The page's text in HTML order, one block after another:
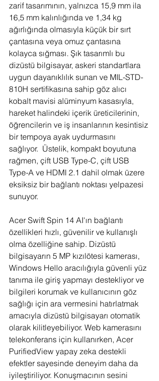
zarif tasarımının, yalnızca 15,9 mm ila
16,5 mm kalınlığında ve 1,34 kg
ağırlığında olmasıyla küçük bir sırt
çantasına veya omuz çantasına
kolayca sığması. Şık tasarımlı bu
dizüstü bilgisayar, askeri standartlara
uygun dayanıklılık sunan ve MIL-STD-
810H sertifikasına sahip göz alıcı
kobalt mavisi alüminyum kasasıyla,
hareket halindeki içerik üreticilerinin,
öğrencilerin ve iş insanlarının kesintisiz
bir tempoya ayak uydurmasını
sağlıyor.  Üstelik, kompakt boyutuna
rağmen, çift USB Type-C, çift USB
Type-A ve HDMI 2.1 dahil olmak üzere
eksiksiz bir bağlantı noktası yelpazesi
sunuyor.
Acer Swift Spin 14 AI'ın bağlantı
özellikleri hızlı, güvenilir ve kullanışlı
olma özelliğine sahip. Dizüstü
bilgisayarın 5 MP kızılötesi kamerası,
Windows Hello aracılığıyla güvenli yüz
tanıma ile giriş yapmayı destekliyor ve
bilgileri korumak ve kullanıcının göz
sağlığı için ara vermesini hatırlatmak
amacıyla dizüstü bilgisayarı otomatik
olarak kilitleyebiliyor. Web kamerasını
telekonferans için kullanırken, Acer
PurifiedView yapay zeka destekli
efektler sayesinde deneyim daha da
iyileştiriliyor. Konuşmacının sesini